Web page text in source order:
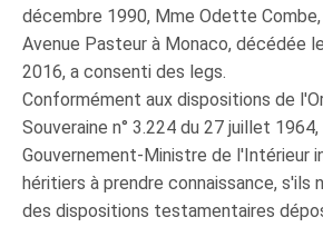
décembre 1990, Mme Odette
Avenue Pasteur à Monaco, décédée
2016, a consenti des legs.
Conformément aux dispositions de
Souveraine n° 3.224 du 27 juillet
Gouvernement-Ministre de l'Intérieur
héritiers à prendre connaissance, s'ils
des dispositions testamentaires